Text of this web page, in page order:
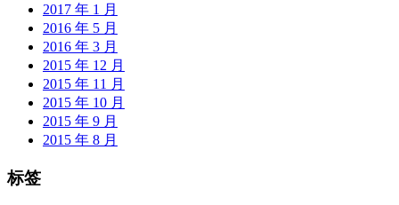
2017 年 1 月
2016 年 5 月
2016 年 3 月
2015 年 12 月
2015 年 11 月
2015 年 10 月
2015 年 9 月
2015 年 8 月
标签